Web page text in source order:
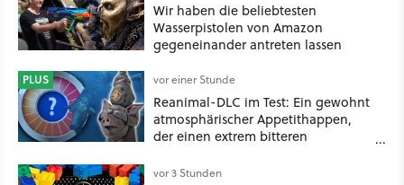
Wir haben die beliebtesten
Wasserpistolen von Amazon
gegeneinander antreten lassen
PLUS vor einer Stunde
Reanimal-DLC im Test: Ein gewohnt
atmosphärischer Appetithappen,
der einen extrem bitteren
vor 3 Stunden